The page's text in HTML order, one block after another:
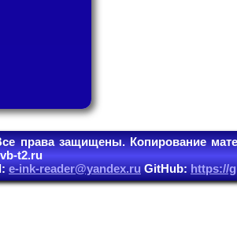
права защищены. Копирование
t2.ru
e-ink-reader@yandex.ruGitHub:https://